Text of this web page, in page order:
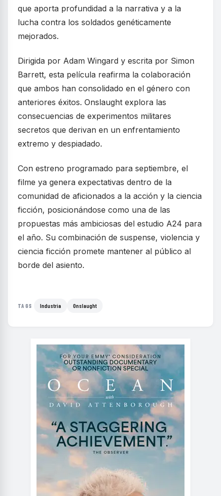
que aporta profundidad a la narrativa y a la
lucha contra los soldados genéticamente
mejorados.
Dirigida por Adam Wingard y escrita por Simon
Barrett, esta película reafirma la colaboración
que ambos han consolidado en el género con
anteriores éxitos. Onslaught explora las
consecuencias de experimentos militares
secretos que derivan en un enfrentamiento
extremo y despiadado.
Con estreno programado para septiembre, el
filme ya genera expectativas dentro de la
comunidad de aficionados a la acción y la ciencia
ficción, posicionándose como una de las
propuestas más ambiciosas del estudio A24 para
el año. Su combinación de suspense, violencia y
ciencia ficción promete mantener al público al
borde del asiento.
TAGS Industria Onslaught